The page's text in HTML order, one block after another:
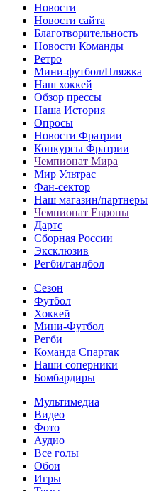
Новости
Новости сайта
Благотворительность
Новости Команды
Ретро
Мини-футбол/Пляжка
Наш хоккей
Обзор прессы
Наша История
Опросы
Новости Фратрии
Конкурсы Фратрии
Чемпионат Мира
Мир Ультрас
Фан-cектор
Наш магазин/партнеры
Чемпионат Европы
Дартс
Сборная России
Эксклюзив
Регби/гандбол
Сезон
Футбол
Хоккей
Мини-Футбол
Регби
Команда Спартак
Наши соперники
Бомбардиры
Мультимедиа
Видео
Фото
Аудио
Все голы
Обои
Игры